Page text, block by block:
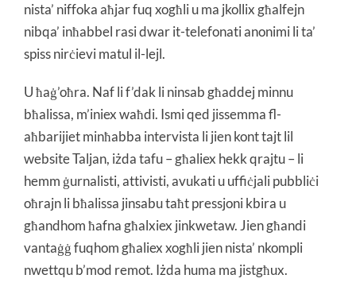
nista’ niffoka aħjar fuq xogħli u ma jkollix għalfejn
nibqa’ inħabbel rasi dwar it-telefonati anonimi li ta’
spiss nirċievi matul il-lejl.
U ħaġ’oħra. Naf li f’dak li ninsab għaddej minnu
bħalissa, m’iniex waħdi. Ismi qed jissemma fl-
aħbarijiet minħabba intervista li jien kont tajt lil
website Taljan, iżda tafu – għaliex hekk qrajtu – li
hemm ġurnalisti, attivisti, avukati u uffiċjali pubbliċi
oħrajn li bħalissa jinsabu taħt pressjoni kbira u
għandhom ħafna għalxiex jinkwetaw. Jien għandi
vantaġġ fuqhom għaliex xogħli jien nista’ nkompli
nwettqu b’mod remot. Iżda huma ma jistgħux.